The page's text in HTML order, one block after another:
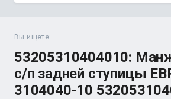
Вы ищете:
53205310404010:
с/п задней ступицы
3104040-10